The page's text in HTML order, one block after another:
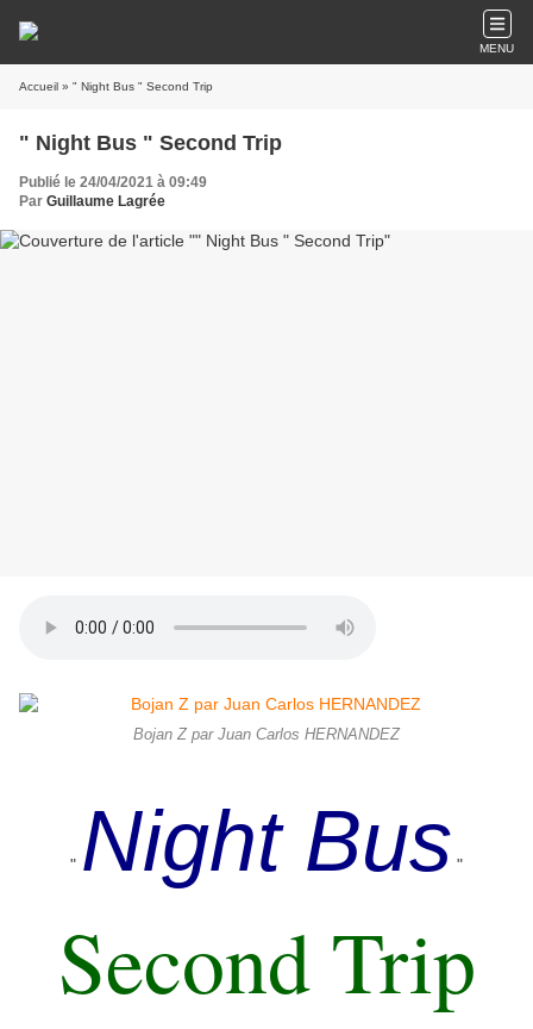
MENU
Accueil » " Night Bus " Second Trip
" Night Bus " Second Trip
Publié le 24/04/2021 à 09:49
Par Guillaume Lagrée
Bojan Z par Juan Carlos HERNANDEZ
" Night Bus "
Second Trip